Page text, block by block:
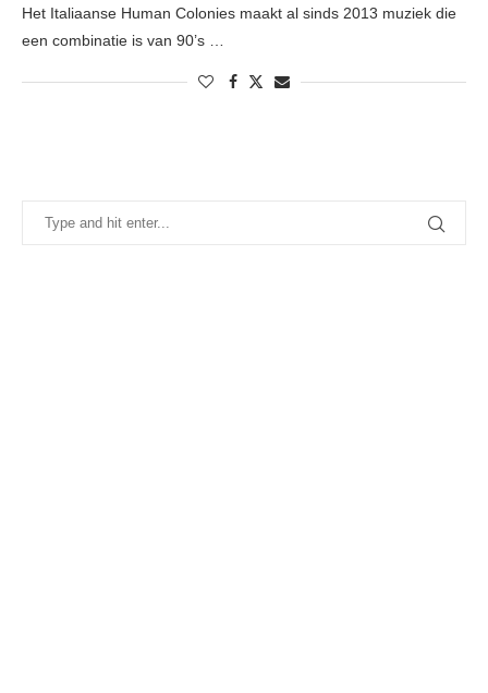
Het Italiaanse Human Colonies maakt al sinds 2013 muziek die
een combinatie is van 90’s …